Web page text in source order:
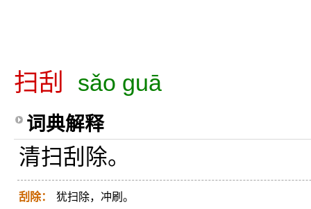
扫刮 sǎo guā
词典解释
清扫刮除。
刮除： 犹扫除，冲刷。